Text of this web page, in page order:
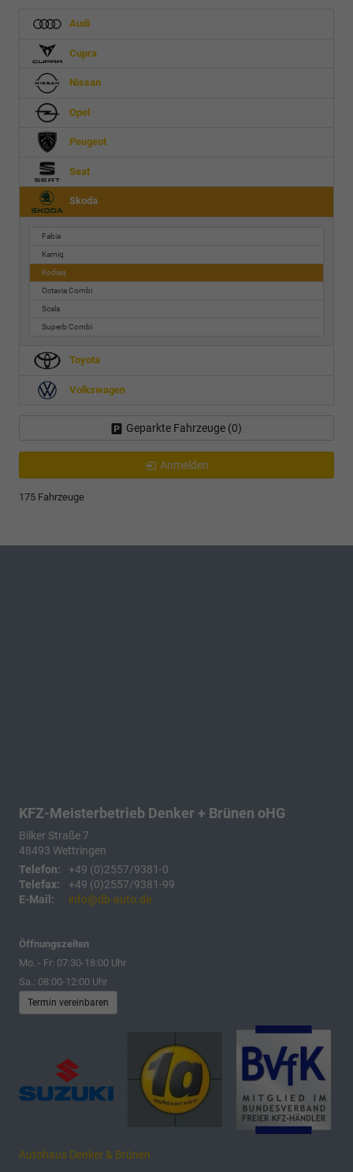
Audi
Cupra
Nissan
Opel
Peugeot
Seat
Skoda
Fabia
Kamiq
Kodiaq
Octavia Combi
Scala
Superb Combi
Toyota
Volkswagen
Geparkte Fahrzeuge (0)
Anmelden
175 Fahrzeuge
KFZ-Meisterbetrieb Denker + Brünen oHG
Bilker Straße 7
48493 Wettringen
Telefon:
+49 (0)2557/9381-0
Telefax:
+49 (0)2557/9381-99
E-Mail:
info@db-auto.de
Öffnungszeiten
Mo. - Fr: 07:30-18:00 Uhr
Sa.: 08:00-12:00 Uhr
Termin vereinbaren
Autohaus Denker & Brünen